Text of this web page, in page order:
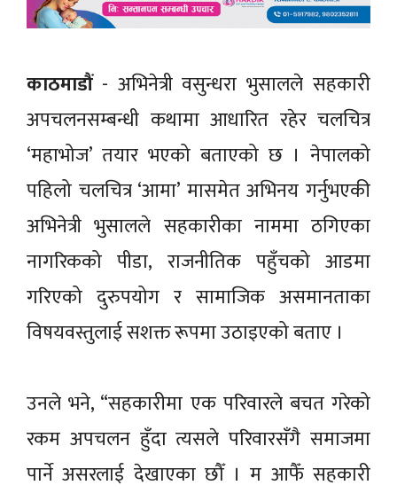
काठमाडौं - अभिनेत्री वसुन्धरा भुसालले सहकारी
अपचलनसम्बन्धी कथामा आधारित रहेर चलचित्र
‘महाभोज’ तयार भएको बताएको छ । नेपालको
पहिलो चलचित्र ‘आमा’ मासमेत अभिनय गर्नुभएकी
अभिनेत्री भुसालले सहकारीका नाममा ठगिएका
नागरिकको पीडा, राजनीतिक पहुँचको आडमा
गरिएको दुरुपयोग र सामाजिक असमानताका
विषयवस्तुलाई सशक्त रूपमा उठाइएको बताए ।
उनले भने, “सहकारीमा एक परिवारले बचत गरेको
रकम अपचलन हुँदा त्यसले परिवारसँगै समाजमा
पार्ने असरलाई देखाएका छौँ । म आफैँ सहकारी